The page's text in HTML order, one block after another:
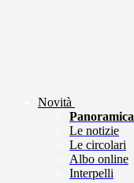
Novità
Panoramica
Le notizie
Le circolari
Albo online
Interpelli